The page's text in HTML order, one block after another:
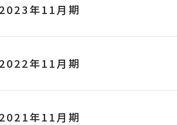
2023年11月期
2022年11月期
2021年11月期